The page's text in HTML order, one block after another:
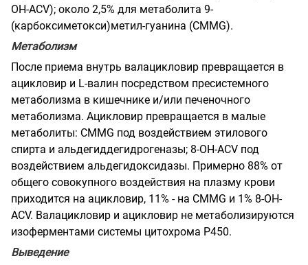
OH-ACV); около 2,5% для метаболита 9-
(карбоксиметокси)метил-гуанина (CMMG).
Метаболизм
После приема внутрь валацикловир превращается в
ацикловир и L-валин посредством пресистемного
метаболизма в кишечнике и/или печеночного
метаболизма. Ацикловир превращается в малые
метаболиты: CMMG под воздействием этилового
спирта и альдегиддегидрогеназы; 8-OH-ACV под
воздействием альдегидоксидазы. Примерно 88% от
общего совокупного воздействия на плазму крови
приходится на ацикловир, 11% - на CMMG и 1% 8-OH-
ACV. Валацикловир и ацикловир не метаболизируются
изоферментами системы цитохрома Р450.
Выведение